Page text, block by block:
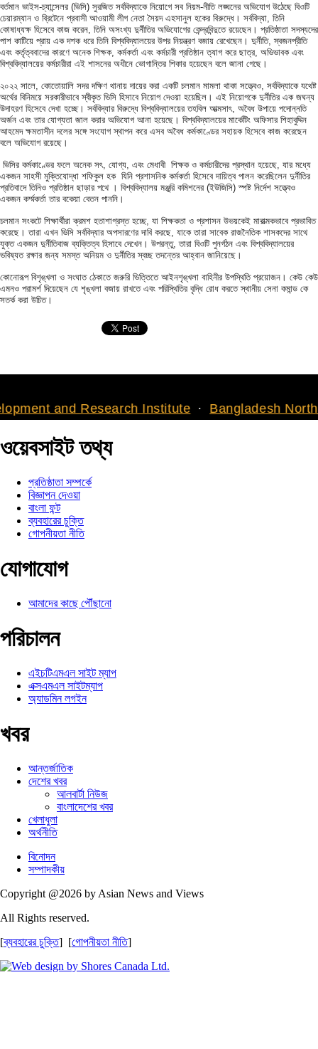
বর্তমান ভাইস-চ্যান্সেলর (ভিসি) সুরজিত সর্ববিদ্যাকে নিয়োগে সব নিয়ম-নীতি লঙ্ঘনের অভিযোগ উঠেছে বিওটি
চেয়ারম্যান ও ব্রিটেনে প্রবাসী আওয়ামী লীগ নেতা সৈয়দ এহসানুল হকের বিরুদ্ধে। সর্ববিদ্যা, তিনি
কোষাধ্যক্ষ হিসেবে কাজ করেন, তিনি অসংখ্য দুর্নীতির অভিযোগের কেন্দ্রবিন্দুতে রয়েছেন। প্রতিষ্ঠাতা সদস্যদের
পাশ কাটিয়ে প্রায় এক দশক ধরে তিনি বিশ্ববিদ্যালয়ের উপর নিয়ন্ত্রণ বজায় রেখেছেন। দুর্নীতি, স্বজনপ্রীতি
এবং কর্তৃত্ববাদের কারণে অনেক শিক্ষক, কর্মকর্তা এবং কর্মচারী প্রতিষ্ঠান ত্যাগ করে ছাত্র, অভিভাবক এবং
বিশ্ববিদ্যালয়ের কর্মচারীরা এই শাসনের অধীনে ভোগান্তির শিকার হয়েছেন বলে জানা গেছে।
২০২২ সালে, কোতোয়ালি সদর দক্ষিণ থানায় দায়ের করা একটি চলমান মামলা থাকা সত্ত্বেও, সর্ববিদ্যাকে যথেষ্ট
অর্থের বিনিময়ে সরকারীভাবে স্বীকৃত ভিসি হিসাবে নিয়োগ দেওয়া হয়েছিল। এই নিয়োগকে দুর্নীতির এক জঘন্য
উদাহরণ হিসেবে দেখা হচ্ছে। সর্ববিদ্যার বিরুদ্ধে বিশ্ববিদ্যালয়ের তহবিল আত্মসাৎ, অবৈধ উপায়ে পদোন্নতি
অর্জন এবং তার যোগ্যতা জাল করার অভিযোগ আনা হয়েছে। বিশ্ববিদ্যালয়ের মার্কেটিং অফিসার শিহাবুদ্দিন
আহমেদ ক্ষমতাসীন দলের সঙ্গে সংযোগ স্থাপন করে এসব অবৈধ কর্মকাণ্ডের সহায়ক হিসেবে কাজ করেছেন
বলে অভিযোগ রয়েছে।
ভিসির কর্মকাণ্ডের ফলে অনেক সৎ, যোগ্য, এবং মেধাবী শিক্ষক ও কর্মচারীদের প্রস্থান হয়েছে, যার মধ্যে
একজন সাহসী মুক্তিযোদ্ধা শফিকুল হক যিনি প্রশাসনিক কর্মকর্তা হিসেবে দায়িত্ব পালন করেছিলেন দুর্নীতির
প্রতিবাদে তিনিও প্রতিষ্ঠান ছাড়ার পথে । বিশ্ববিদ্যালয় মঞ্জুরি কমিশনের (ইউজিসি) স্পষ্ট নির্দেশ সত্ত্বেও
একজন কর্ম্মকর্তা তার বকেয়া বেতন পাননি।
চলমান সংকটে শিক্ষার্থীরা ক্রমশ হতাশাগ্রস্ত হচ্ছে, যা শিক্ষকতা ও প্রশাসন উভয়কেই মারাত্মকভাবে প্রভাবিত
করেছে। তারা এখন ভিসি সর্ববিদ্যার অপসারণের দাবি করছে, যাকে তারা সাবেক রাজনৈতিক শাসকদের সাথে
যুক্ত একজন দুর্নীতিবাজ ব্যক্তিত্ব হিসাবে দেখেন। উপরন্তু, তারা বিওটি পুনর্গঠন এবং বিশ্ববিদ্যালয়ের
ভবিষ্যত রক্ষার জন্য সমস্ত অনিয়ম ও দুর্নীতির স্বচ্ছ তদন্তের আহ্বান জানিয়েছে।
কোনোরূপ বিশৃঙ্খলা ও সংঘাত ঠেকাতে জরুরি ভিত্তিতে আইনশৃঙ্খলা বাহিনীর উপস্থিতি প্রয়োজন। কেউ কেউ
এমনও পরামর্শ দিয়েছেন যে শৃঙ্খলা বজায় রাখতে এবং পরিস্থিতির বৃদ্ধি রোধ করতে স্থানীয় সেনা কমান্ড কে
সতর্ক করা উচিত।
Research Institute Bangladesh North
ওয়েবসাইট তথ্য
প্রতিষ্ঠাতা সম্পর্কে
বিজ্ঞাপন দেওয়া
বাংলা ফন্ট
ব্যবহারের চুক্তি
গোপনীয়তা নীতি
যোগাযোগ
আমাদের কাছে পৌঁছানো
পরিচালন
এইচটিএমএল সাইট ম্যাপ
এক্সএমএল সাইটম্যাপ
অ্যাডমিন লগইন
খবর
আন্তর্জাতিক
দেশের খবর
আলবার্টা নিউজ
বাংলাদেশের খবর
খেলাধুলা
অর্থনীতি
বিনোদন
সম্পাদকীয়
Copyright @2026 by Asian News and Views
All Rights reserved.
[ব্যবহারের চুক্তি] [গোপনীয়তা নীতি]